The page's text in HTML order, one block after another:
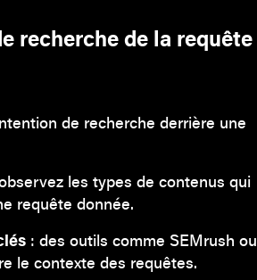
recherche de la requête
de recherche derrière une
les types de contenus qui
requête donnée.
: des outils comme SEMrush ou
le contexte des requêtes.